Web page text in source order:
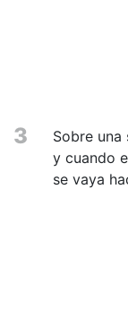
3
Sobre
y cuando
se vaya